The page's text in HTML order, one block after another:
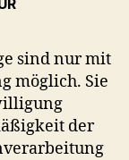
sind nur mit
möglich. Sie
der